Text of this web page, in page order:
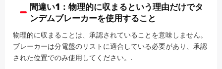
間違い1：物理的に収まるという理由だけでタ
ンデムブレーカーを使用すること
物理的に収まることは、承認されていることを意味しません。
ブレーカーは分電盤のリストに適合している必要があり、承認
された位置でのみ使用してください。.